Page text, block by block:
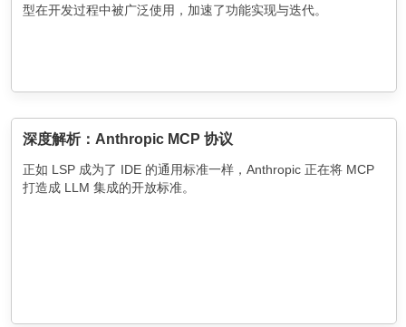
型在开发过程中被广泛使用，加速了功能实现与迭代。
深度解析：Anthropic MCP 协议
正如 LSP 成为了 IDE 的通用标准一样，Anthropic 正在将 MCP
打造成 LLM 集成的开放标准。